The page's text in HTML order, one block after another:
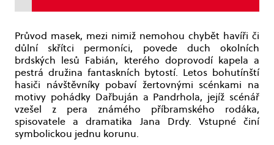
Průvod masek, mezi nimiž nemohou chybět havíři či
důlní skřítci permoníci, povede duch okolních
brdských lesů Fabián, kterého doprovodí kapela a
pestrá družina fantaskních bytostí. Letos bohutínští
hasiči návštěvníky pobaví žertovnými scénkami na
motivy pohádky Dařbuján a Pandrhola, jejíž scénář
vzešel z pera známého příbramského rodáka,
spisovatele a dramatika Jana Drdy. Vstupné činí
symbolickou jednu korunu.